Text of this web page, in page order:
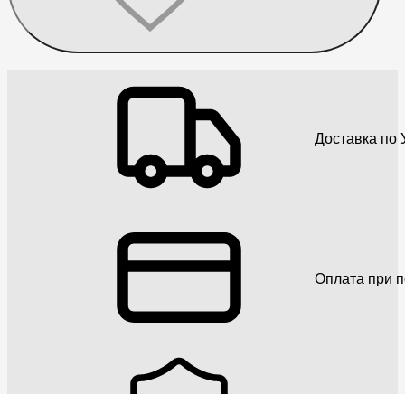
Доставка по
Оплата при